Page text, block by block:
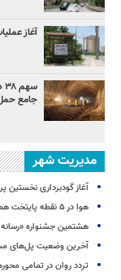
آغاز
جامع
مدیریت شهر
آغاز گودبرداری نخستین
هوا در ۵ نقطه پایتخت هم‌اکنون پاک است + جزییات
هشتمین جشنواره
آخرین وضعیت پل‌های مسیر تندرستی؛ ۳ پل در
تردد روان در تمامی